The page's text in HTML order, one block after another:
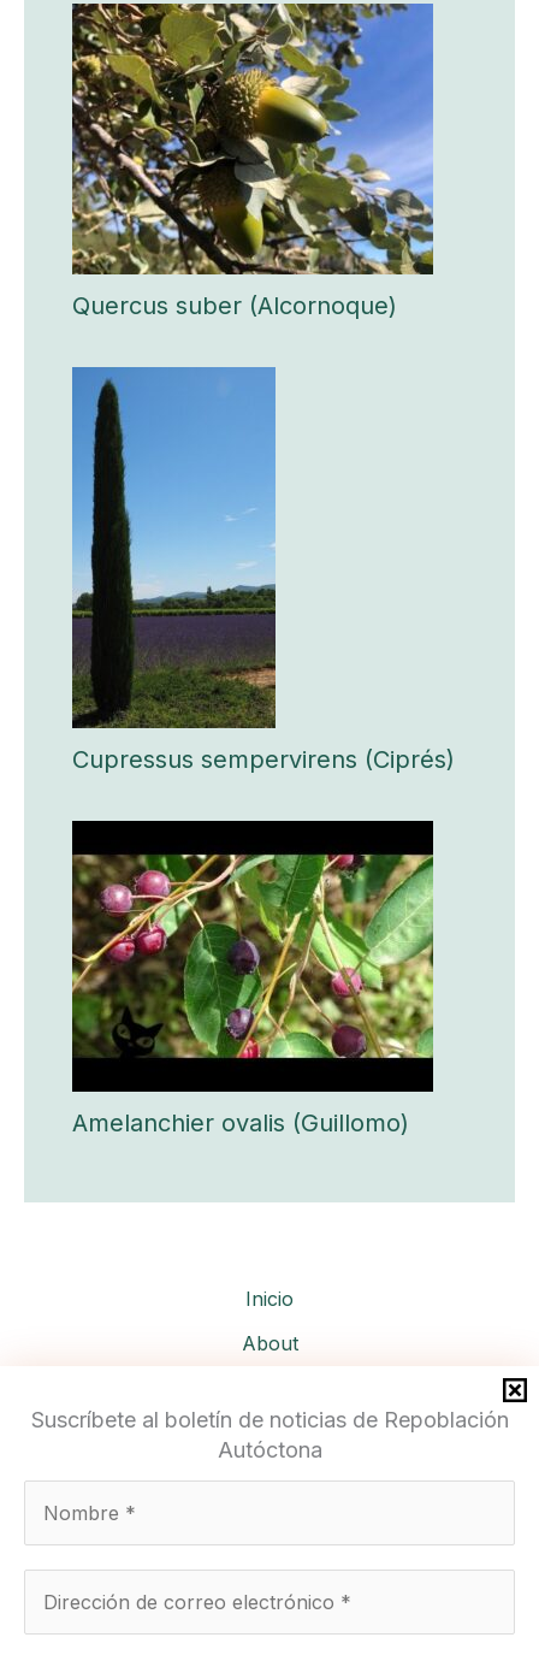
Suscríbete al boletín de noticias de Repoblación
Autóctona
Quercus suber (Alcornoque)
Cupressus sempervirens (Ciprés)
Amelanchier ovalis (Guillomo)
Inicio
About